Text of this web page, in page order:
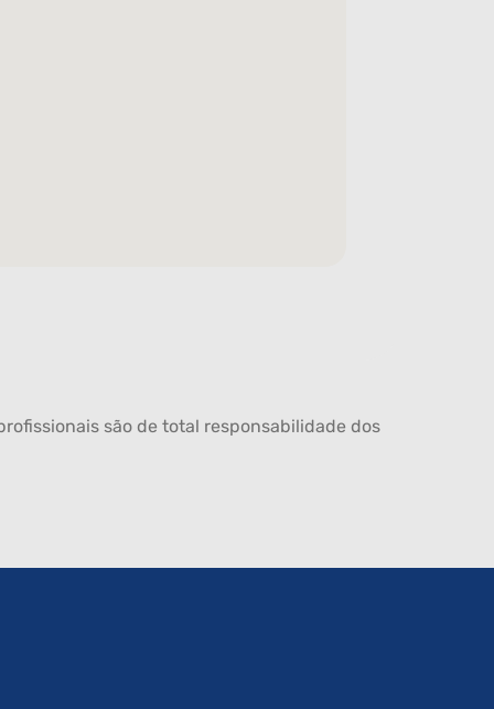
são de total responsabilidade dos